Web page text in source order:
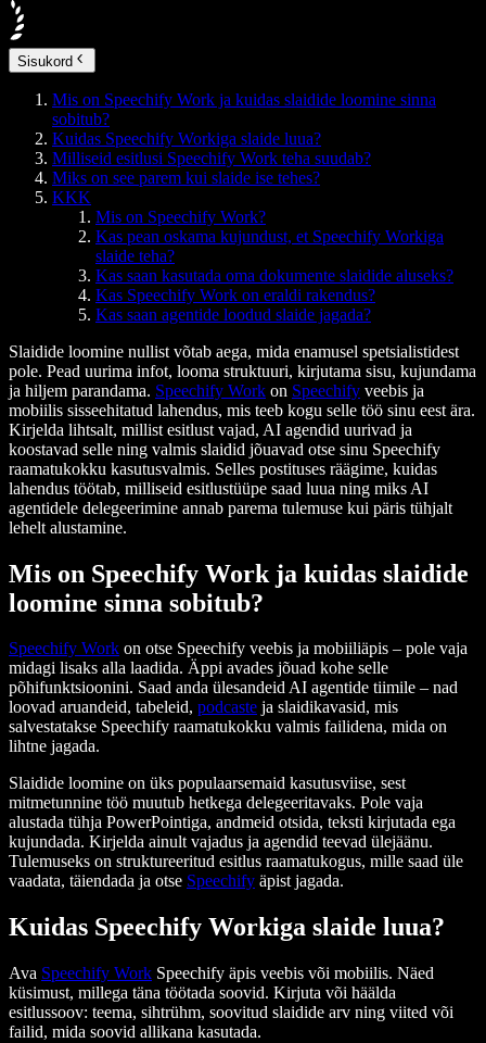
Sisukord
Mis on Speechify Work ja kuidas slaidide loomine sinna
sobitub?
Kuidas Speechify Workiga slaide luua?
Milliseid esitlusi Speechify Work teha suudab?
Miks on see parem kui slaide ise tehes?
KKK
Mis on Speechify Work?
Kas pean oskama kujundust, et Speechify Workiga
slaide teha?
Kas saan kasutada oma dokumente slaidide aluseks?
Kas Speechify Work on eraldi rakendus?
Kas saan agentide loodud slaide jagada?
Slaidide loomine nullist võtab aega, mida enamusel spetsialistidest
pole. Pead uurima infot, looma struktuuri, kirjutama sisu, kujundama
ja hiljem parandama. Speechify Work on Speechify veebis ja
mobiilis sisseehitatud lahendus, mis teeb kogu selle töö sinu eest ära.
Kirjelda lihtsalt, millist esitlust vajad, AI agendid uurivad ja
koostavad selle ning valmis slaidid jõuavad otse sinu Speechify
raamatukokku kasutusvalmis. Selles postituses räägime, kuidas
lahendus töötab, milliseid esitlustüüpe saad luua ning miks AI
agentidele delegeerimine annab parema tulemuse kui päris tühjalt
lehelt alustamine.
Mis on Speechify Work ja kuidas slaidide
loomine sinna sobitub?
Speechify Work on otse Speechify veebis ja mobiiliäpis – pole vaja
midagi lisaks alla laadida. Äppi avades jõuad kohe selle
põhifunktsioonini. Saad anda ülesandeid AI agentide tiimile – nad
loovad aruandeid, tabeleid, podcaste ja slaidikavasid, mis
salvestatakse Speechify raamatukokku valmis failidena, mida on
lihtne jagada.
Slaidide loomine on üks populaarsemaid kasutusviise, sest
mitmetunnine töö muutub hetkega delegeeritavaks. Pole vaja
alustada tühja PowerPointiga, andmeid otsida, teksti kirjutada ega
kujundada. Kirjelda ainult vajadus ja agendid teevad ülejäänu.
Tulemuseks on struktureeritud esitlus raamatukogus, mille saad üle
vaadata, täiendada ja otse Speechify äpist jagada.
Kuidas Speechify Workiga slaide luua?
Ava Speechify Work Speechify äpis veebis või mobiilis. Näed
küsimust, millega täna töötada soovid. Kirjuta või häälda
esitlussoov: teema, sihtrühm, soovitud slaidide arv ning viited või
failid, mida soovid allikana kasutada.